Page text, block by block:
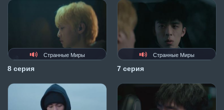
Странные Миры
8 серия
Странные Миры
7 серия